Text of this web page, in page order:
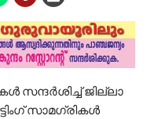
സന്ദർശിച്ച് ജില്ലാ
സാമഗ്രികൾ